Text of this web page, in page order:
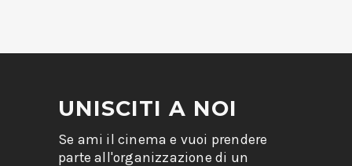
UNISCITI A NOI
Se ami il cinema e vuoi prendere
parte all'organizzazione di un